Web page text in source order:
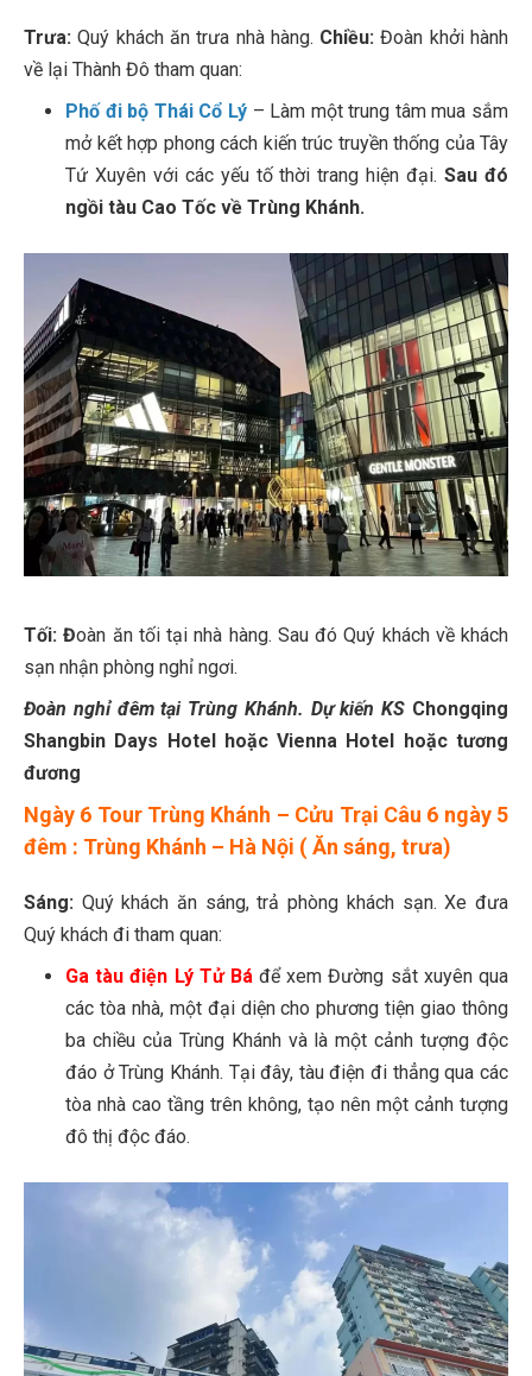
Trưa: Quý khách ăn trưa nhà hàng. Chiều: Đoàn khởi hành
về lại Thành Đô tham quan:
Phố đi bộ Thái Cổ Lý– Làm một trung tâm mua sắm
mở kết hợp phong cách kiến trúc truyền thống của Tây
Tứ Xuyên với các yếu tố thời trang hiện đại.Sau đó
ngồi tàu Cao Tốc về Trùng Khánh.
Tối: Đoàn ăn tối tại nhà hàng. Sau đó Quý khách về khách
sạn nhận phòng nghỉ ngơi.
Đoàn nghỉ đêm tại Trùng Khánh. Dự kiến KS Chongqing
Shangbin Days Hotel hoặc Vienna Hotel hoặc tương
đương
Ngày 6 Tour Trùng Khánh – Cửu Trại Câu 6 ngày 5
đêm : Trùng Khánh – Hà Nội ( Ăn sáng, trưa)
Sáng: Quý khách ăn sáng, trả phòng khách sạn. Xe đưa
Quý khách đi tham quan:
Ga tàu điện Lý Tử Báđể xem Đường sắt xuyên qua
các tòa nhà, một đại diện cho phương tiện giao thông
ba chiều của Trùng Khánh và là một cảnh tượng độc
đáo ở Trùng Khánh. Tại đây, tàu điện đi thẳng qua các
tòa nhà cao tầng trên không, tạo nên một cảnh tượng
đô thị độc đáo.